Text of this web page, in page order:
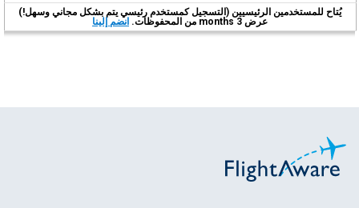
يُتاح للمستخدمين الرئيسيين (التسجيل كمستخدم رئيسي يتم بشكل مجاني وسهل!)
عرض 3 months من المحفوظات.
انضم إلينا